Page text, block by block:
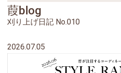
葭blog
刈り上げ日記 No.010
2026.07.05